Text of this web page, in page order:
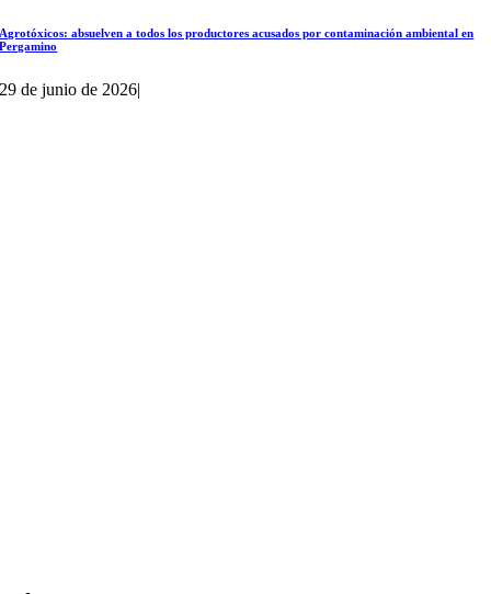
Agrotóxicos: absuelven a todos los productores acusados por contaminación ambiental en
Pergamino
29 de junio de 2026|